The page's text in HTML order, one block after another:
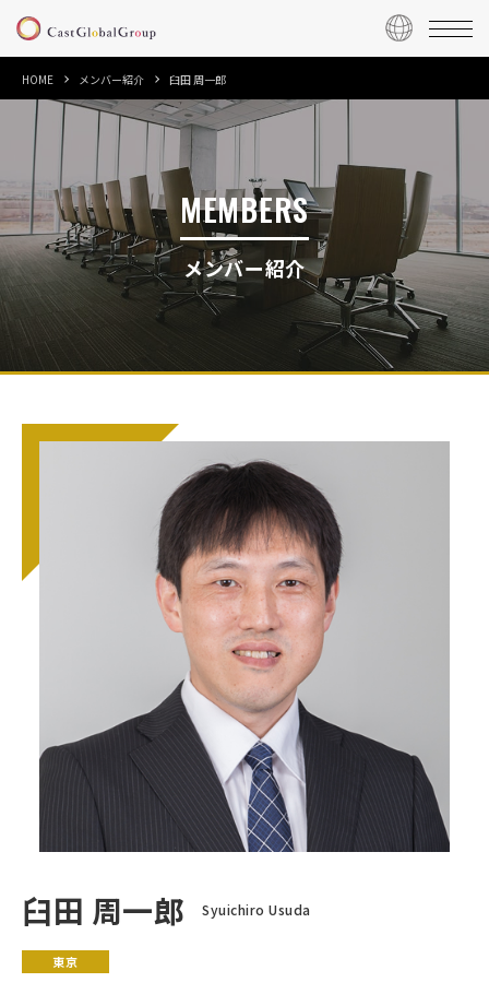
HOME メンバー紹介 臼田 周一郎
MEMBERS
メンバー紹介
臼田 周一郎 Syuichiro Usuda
東京